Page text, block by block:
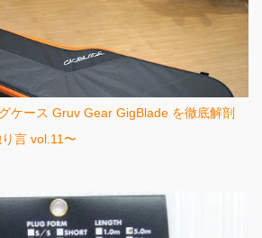
ケース Gruv Gear GigBlade を徹底解剖
言 vol.11〜